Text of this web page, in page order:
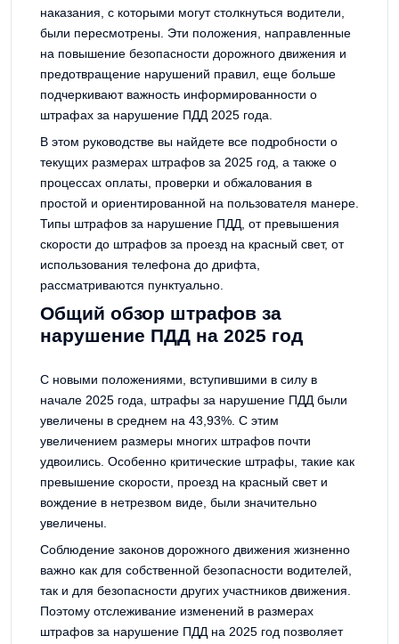
наказания, с которыми могут столкнуться водители,
были пересмотрены. Эти положения, направленные
на повышение безопасности дорожного движения и
предотвращение нарушений правил, еще больше
подчеркивают важность информированности о
штрафах за нарушение ПДД 2025 года.
В этом руководстве вы найдете все подробности о
текущих размерах штрафов за 2025 год, а также о
процессах оплаты, проверки и обжалования в
простой и ориентированной на пользователя манере.
Типы штрафов за нарушение ПДД, от превышения
скорости до штрафов за проезд на красный свет, от
использования телефона до дрифта,
рассматриваются пунктуально.
Общий обзор штрафов за
нарушение ПДД на 2025 год
С новыми положениями, вступившими в силу в
начале 2025 года, штрафы за нарушение ПДД были
увеличены в среднем на 43,93%. С этим
увеличением размеры многих штрафов почти
удвоились. Особенно критические штрафы, такие как
превышение скорости, проезд на красный свет и
вождение в нетрезвом виде, были значительно
увеличены.
Соблюдение законов дорожного движения жизненно
важно как для собственной безопасности водителей,
так и для безопасности других участников движения.
Поэтому отслеживание изменений в размерах
штрафов за нарушение ПДД на 2025 год позволяет